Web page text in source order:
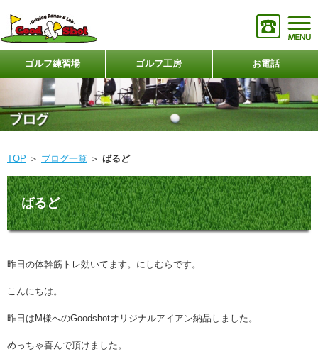
ゴルフ練習場 ゴルフ工房 お電話
TOP ＞ ブログ一覧 ＞ ばるど
ばるど
昨日の体幹筋トレ効いてます。にしむらです。
こんにちは。
昨日はM様へのGoodshotオリジナルアイアン納品しました。
めっちゃ喜んで頂けました。